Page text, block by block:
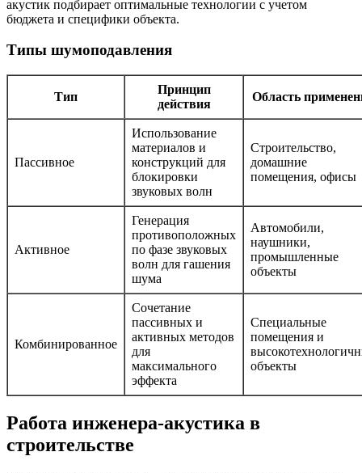
акустик подбирает оптимальные технологии с учетом
бюджета и специфики объекта.
Типы шумоподавления
Тип
Принцип
действия
Область
Пассивное
Использование
материалов и
конструкций для
блокировки
звуковых волн
Строительство,
домашние
помещения, офисы
Активное
Генерация
противоположных
по фазе звуковых
волн для гашения
шума
Автомобили,
наушники,
промышленные
объекты
Комбинированное
Сочетание
пассивных и
активных методов
для
максимального
эффекта
Специальные
помещения и
объекты
Работа инженера-акустика в
строительстве